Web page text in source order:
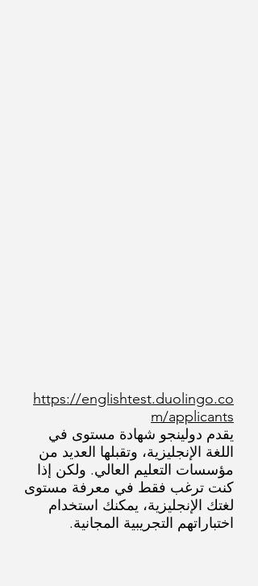
https://englishtest.duolingo.co
m/applicants
يقدم دولينجو شهادة مستوى في
اللغة الإنجليزية، وتقبلها العديد من
مؤسسات التعليم العالي. ولكن إذا
كنت ترغب فقط في معرفة مستوى
لغتك الإنجليزية، يمكنك استخدام
اختباراتهم التجريبية المجانية.